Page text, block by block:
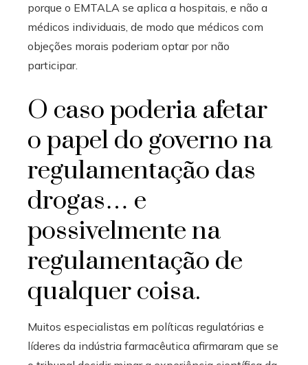
porque o EMTALA se aplica a hospitais, e não a
médicos individuais, de modo que médicos com
objeções morais poderiam optar por não
participar.
O caso poderia afetar
o papel do governo na
regulamentação das
drogas… e
possivelmente na
regulamentação de
qualquer coisa.
Muitos especialistas em políticas regulatórias e
líderes da indústria farmacêutica afirmaram que se